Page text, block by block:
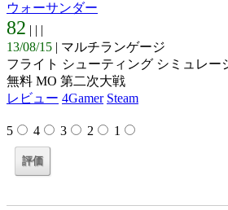
ウォーサンダー
82 | | |
13/08/15 | マルチランゲージ
フライト シューティング シミュレー
無料 MO 第二次大戦
レビュー 4Gamer Steam
5 4 3 2 1